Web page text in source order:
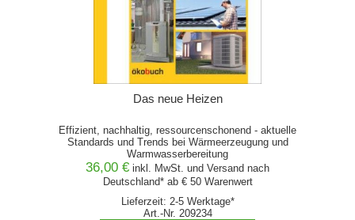
Das neue Heizen
Effizient, nachhaltig, ressourcenschonend - aktuelle
Standards und Trends bei Wärmeerzeugung und
Warmwasserbereitung
36,00 € inkl. MwSt. und Versand nach
Deutschland* ab € 50 Warenwert
Lieferzeit: 2-5 Werktage*
Art.-Nr. 209234